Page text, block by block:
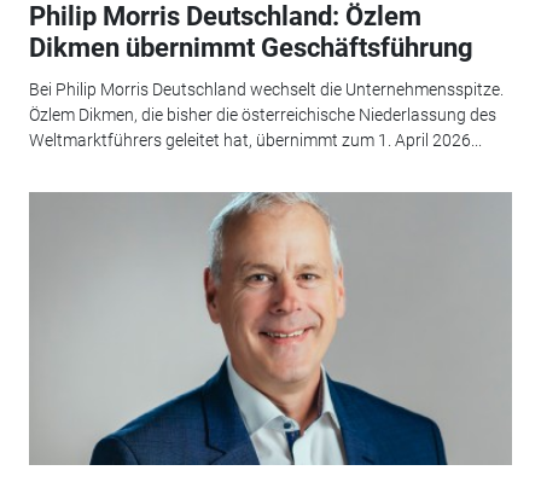
Philip Morris Deutschland: Özlem
Dikmen übernimmt Geschäftsführung
Bei Philip Morris Deutschland wechselt die Unternehmensspitze.
Özlem Dikmen, die bisher die österreichische Niederlassung des
Weltmarktführers geleitet hat, übernimmt zum 1. April 2026...